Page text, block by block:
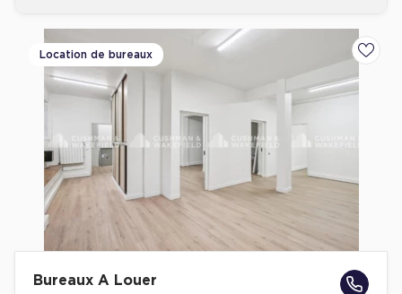
Location de bureaux
Bureaux A Louer